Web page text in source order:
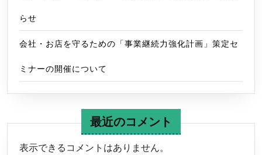
らせ
会社・お店を守るための「事業継続力強化計画」策定セ
ミナーの開催について
最近のコメント
表示できるコメントはありません。